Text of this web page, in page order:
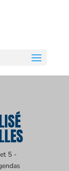
5 -